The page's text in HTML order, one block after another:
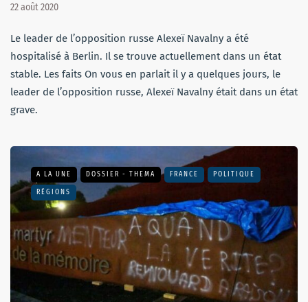
22 août 2020
Le leader de l’opposition russe Alexeï Navalny a été
hospitalisé à Berlin. Il se trouve actuellement dans un état
stable. Les faits On vous en parlait il y a quelques jours, le
leader de l’opposition russe, Alexeï Navalny était dans un état
grave.
A LA UNE DOSSIER - THEMA FRANCE POLITIQUE
RÉGIONS